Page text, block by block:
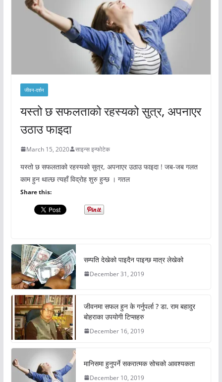
जीवन-दर्शन
यस्तो छ सफलताको रहस्यको सुत्र, अपनाएर
उठाउ फाइदा
March 15, 2020 साइन्स इन्फोटेक
यस्तो छ सफलताको रहस्यको सुत्र, अपनाएर उठाउ फाइदा ! जब-जब गलत
काम हुन थाल्छ त्यहाँ विद्रोह शुरु हुन्छ । गतल
Share this:
सम्पति देखेको पाइदैन पाइन्छ मात्र लेखेको
December 31, 2019
जीवनमा सफल हुन के गर्नुपर्ला ? डा. राम बहादुर
बोहराका उपयोगी टिप्सहरु
December 16, 2019
मानिसमा हुनुपर्ने सकरात्मक सोचको आवश्यकता
December 10, 2019